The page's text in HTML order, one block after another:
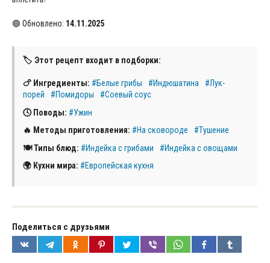
🟢 Обновлено: 14.11.2025
🏷 Этот рецепт входит в подборки:
🍗 Ингредиенты: #Белые грибы #Индюшатина
#Лук-
порей
#Помидоры
#Соевый соус
🕓 Поводы: #Ужин
🔥 Методы приготовления: #На сковороде
#Тушение
🍽 Типы блюд: #Индейка с грибами
#Индейка с овощами
🌍 Кухни мира: #Европейская кухня
Поделиться с друзьями